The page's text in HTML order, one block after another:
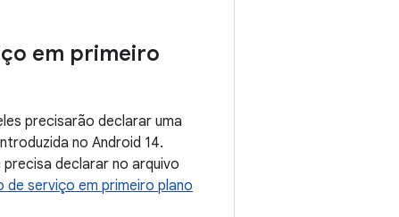
em primeiro
precisarão declarar uma
no Android 14.
declarar no arquivo
serviço em primeiro plano